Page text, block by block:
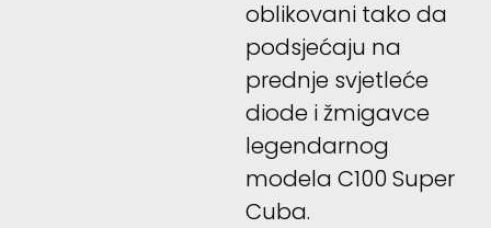
oblikovani tako da
podsjećaju na
prednje svjetleće
diode i žmigavce
legendarnog
modela C100 Super
Cuba.